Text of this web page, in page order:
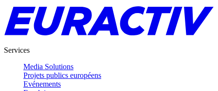
Services
Media Solutions
Projets publics européens
Evénements